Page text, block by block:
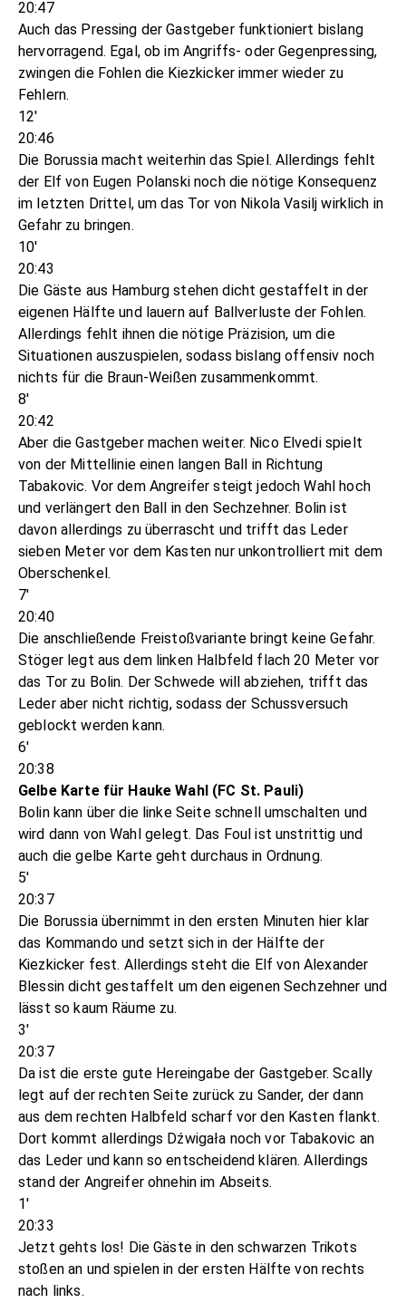
20:47
Auch das Pressing der Gastgeber funktioniert bislang
hervorragend. Egal, ob im Angriffs- oder Gegenpressing,
zwingen die Fohlen die Kiezkicker immer wieder zu
Fehlern.
12'
20:46
Die Borussia macht weiterhin das Spiel. Allerdings fehlt
der Elf von Eugen Polanski noch die nötige Konsequenz
im letzten Drittel, um das Tor von Nikola Vasilj wirklich in
Gefahr zu bringen.
10'
20:43
Die Gäste aus Hamburg stehen dicht gestaffelt in der
eigenen Hälfte und lauern auf Ballverluste der Fohlen.
Allerdings fehlt ihnen die nötige Präzision, um die
Situationen auszuspielen, sodass bislang offensiv noch
nichts für die Braun-Weißen zusammenkommt.
8'
20:42
Aber die Gastgeber machen weiter. Nico Elvedi spielt
von der Mittellinie einen langen Ball in Richtung
Tabakovic. Vor dem Angreifer steigt jedoch Wahl hoch
und verlängert den Ball in den Sechzehner. Bolin ist
davon allerdings zu überrascht und trifft das Leder
sieben Meter vor dem Kasten nur unkontrolliert mit dem
Oberschenkel.
7'
20:40
Die anschließende Freistoßvariante bringt keine Gefahr.
Stöger legt aus dem linken Halbfeld flach 20 Meter vor
das Tor zu Bolin. Der Schwede will abziehen, trifft das
Leder aber nicht richtig, sodass der Schussversuch
geblockt werden kann.
6'
20:38
Gelbe Karte für Hauke Wahl (FC St. Pauli)
Bolin kann über die linke Seite schnell umschalten und
wird dann von Wahl gelegt. Das Foul ist unstrittig und
auch die gelbe Karte geht durchaus in Ordnung.
5'
20:37
Die Borussia übernimmt in den ersten Minuten hier klar
das Kommando und setzt sich in der Hälfte der
Kiezkicker fest. Allerdings steht die Elf von Alexander
Blessin dicht gestaffelt um den eigenen Sechzehner und
lässt so kaum Räume zu.
3'
20:37
Da ist die erste gute Hereingabe der Gastgeber. Scally
legt auf der rechten Seite zurück zu Sander, der dann
aus dem rechten Halbfeld scharf vor den Kasten flankt.
Dort kommt allerdings Dźwigała noch vor Tabakovic an
das Leder und kann so entscheidend klären. Allerdings
stand der Angreifer ohnehin im Abseits.
1'
20:33
Jetzt gehts los! Die Gäste in den schwarzen Trikots
stoßen an und spielen in der ersten Hälfte von rechts
nach links.